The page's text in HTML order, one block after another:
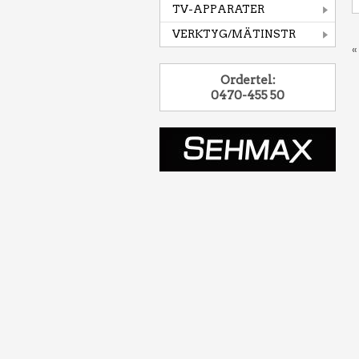
TV-APPARATER
VERKTYG/MÄTINSTR
Ordertel:
0470-455 50
«